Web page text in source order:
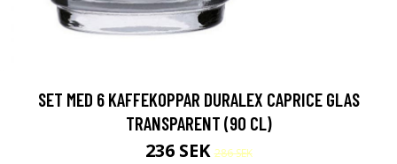
SET MED 6 KAFFEKOPPAR DURALEX CAPRICE GLAS
TRANSPARENT (90 CL)
236 SEK286 SEK